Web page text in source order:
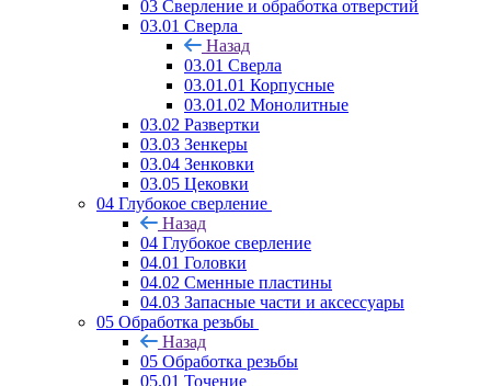
03 Сверление и обработка отверстий
03.01 Сверла
Назад
03.01 Сверла
03.01.01 Корпусные
03.01.02 Монолитные
03.02 Развертки
03.03 Зенкеры
03.04 Зенковки
03.05 Цековки
04 Глубокое сверление
Назад
04 Глубокое сверление
04.01 Головки
04.02 Сменные пластины
04.03 Запасные части и аксессуары
05 Обработка резьбы
Назад
05 Обработка резьбы
05.01 Точение